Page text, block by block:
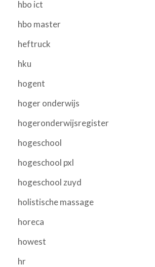
hbo ict
hbo master
heftruck
hku
hogent
hoger onderwijs
hogeronderwijsregister
hogeschool
hogeschool pxl
hogeschool zuyd
holistische massage
horeca
howest
hr